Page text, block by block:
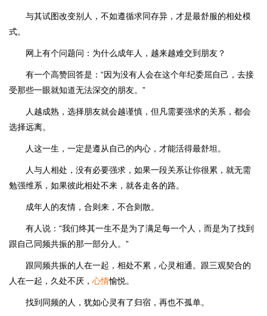
与其试图改变别人，不如遵循求同存异，才是最舒服的相处模
式。
网上有个问题问：为什么成年人，越来越难交到朋友？
有一个高赞回答是：“因为没有人会在这个年纪委屈自己，去接
受那些一眼就知道无法深交的朋友。”
人越成熟，选择朋友就会越谨慎，但凡需要强求的关系，都会
选择远离。
人这一生，一定是遵从自己的内心，才能活得最舒坦。
人与人相处，没有必要强求，如果一段关系让你很累，就无需
勉强维系，如果彼此相处不来，就各走各的路。
成年人的友情，合则来，不合则散。
有人说：“我们终其一生不是为了满足每一个人，而是为了找到
跟自己同频共振的那一部分人。”
跟同频共振的人在一起，相处不累，心灵相通。跟三观契合的
人在一起，久处不厌， 心情愉悦。
找到同频的人，犹如心灵有了归宿，再也不孤单。